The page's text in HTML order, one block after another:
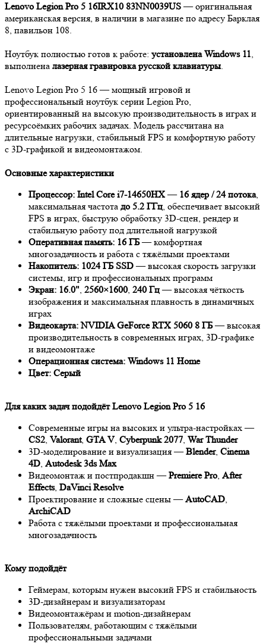
Lenovo Legion Pro 5 16IRX10 83NN0039US— оригинальная
американская версия, в наличии в магазине по адресу Барклая
8, павильон 108.
Ноутбук полностью готов к работе: установлена Windows 11,
выполнена лазерная гравировка русской клавиатуры.
Lenovo Legion Pro 5 16 — мощный игровой и
профессиональный ноутбук серии Legion Pro,
ориентированный на высокую производительность в играх и
ресурсоёмких рабочих задачах. Модель рассчитана на
длительные нагрузки, стабильный FPS и комфортную работу
с 3D-графикой и видеомонтажом.
Основные характеристики
Процессор: Intel Core i7-14650HX— 16 ядер / 24 потока,
максимальная частота до 5.2 ГГц, обеспечивает высокий
FPS в играх, быструю обработку 3D-сцен, рендер и
стабильную работу под длительной нагрузкой
Оперативная память: 16 ГБ— комфортная
многозадачность и работа с тяжёлыми проектами
Накопитель: 1024 ГБ SSD— высокая скорость загрузки
системы, игр и профессиональных программ
Экран: 16.0", 2560×1600, 240 Гц— высокая чёткость
изображения и максимальная плавность в динамичных
играх
Видеокарта: NVIDIA GeForce RTX 5060 8 ГБ— высокая
производительность в современных играх, 3D-графике
и видеомонтаже
Операционная система: Windows 11 Home
Цвет: Серый
Для каких задач подойдёт Lenovo Legion Pro 5 16
Современные игры на высоких и ультра-настройках —
CS2, Valorant, GTA V, Cyberpunk 2077, War Thunder
3D-моделирование и визуализация —Blender, Cinema
4D, Autodesk 3ds Max
Видеомонтаж и постпродакшн —Premiere Pro, After
Effects, DaVinci Resolve
Проектирование и сложные сцены —AutoCAD,
ArchiCAD
Работа с тяжёлыми проектами и профессиональная
многозадачность
Кому подойдёт
Геймерам, которым нужен высокий FPS и стабильность
3D-дизайнерам и визуализаторам
Видеомонтажёрам и motion-дизайнерам
Пользователям, работающим с тяжёлыми
профессиональными задачами